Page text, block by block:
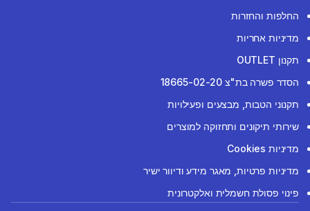
החלפות והחזרות
מדיניות אחריות
תקנון OUTLET
הסדר פשרה בת"צ 18665-02-20
תקנוני הטבות, מבצעים ופעילויות
שירותי תיקונים ותחזוקה למוצרים
מדיניות Cookies
מדיניות פרטיות, מאגר מידע ודיוור ישיר
פינוי פסולת חשמלית ואלקטרונית